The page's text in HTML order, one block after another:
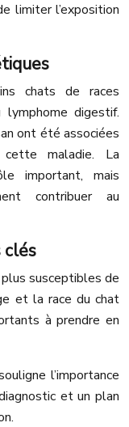
limiter l’exposition
chats de races
digestif.
ont été associées
maladie. La
important, mais
contribuer au
clés
susceptibles de
et la race du chat
à prendre en
l’importance
et un plan